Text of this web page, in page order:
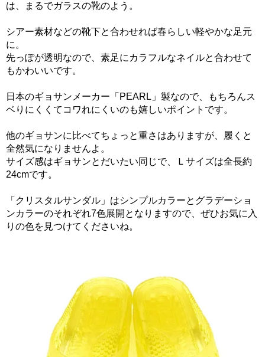
は、まるでガラスの靴のよう。
シアー素材などの靴下と合わせれば春らしい軽やかな足元
に。
先っぽが透明なので、素足にカラフルなネイルと合わせて
もかわいいです。
日本のギョサンメーカー「PEARL」製なので、もちろんス
ベりにくくてコワれにくいのも嬉しいポイントです。
他のギョサンに比べてちょっと重さはありますが、履くと
全然気になりませんよ。
サイズ感はギョサンとだいたい同じで、Ｌサイズは全長約
24cmです。
「クリスタルサンダル」はシンプルカラーとグラデーショ
ンカラーのそれぞれ7色展開となりますので、ぜひお気に入
りの色を見つけてくださいね。